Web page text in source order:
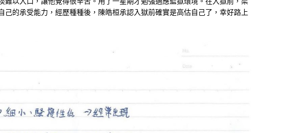
己的承受能力，經歷種種後，陳皓桓承認入獄前確實是高估自己了，幸好路上